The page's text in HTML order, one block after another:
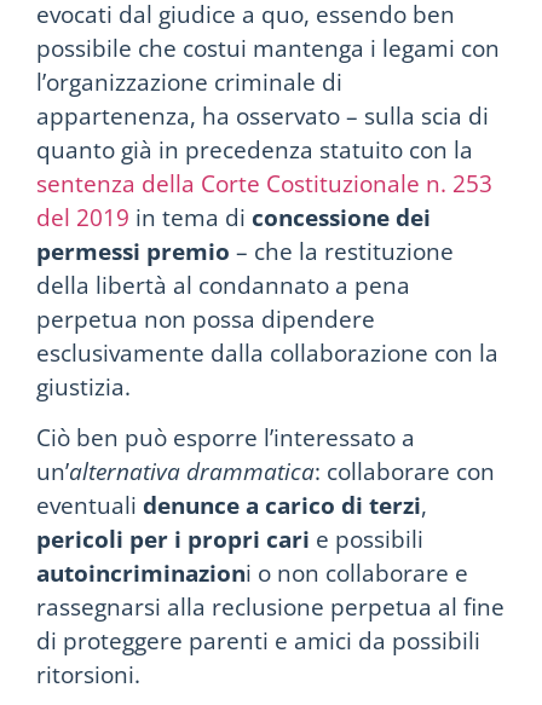
evocati dal giudice a quo, essendo ben
possibile che costui mantenga i legami con
l’organizzazione criminale di
appartenenza, ha osservato – sulla scia di
quanto già in precedenza statuito con la
sentenza della Corte Costituzionale n. 253
del 2019 in tema di concessione dei
permessi premio – che la restituzione
della libertà al condannato a pena
perpetua non possa dipendere
esclusivamente dalla collaborazione con la
giustizia.
Ciò ben può esporre l’interessato a
un’alternativa drammatica: collaborare con
eventuali denunce a carico di terzi,
pericoli per i propri cari e possibili
autoincriminazioni o non collaborare e
rassegnarsi alla reclusione perpetua al fine
di proteggere parenti e amici da possibili
ritorsioni.